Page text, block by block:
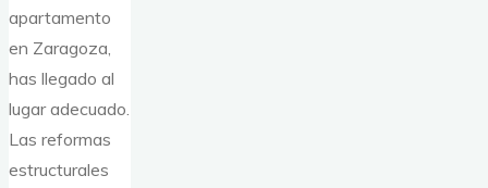
apartamento
en Zaragoza,
has llegado al
lugar adecuado.
Las reformas
estructurales